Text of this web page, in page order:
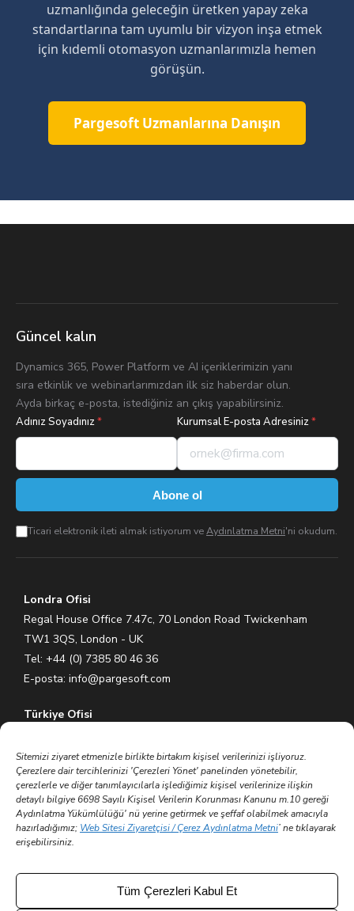
Sitemizi ziyaret etmenizle birlikte birtakım kişisel verilerinizi işliyoruz.
Çerezlere dair tercihlerinizi 'Çerezleri Yönet' panelinden yönetebilir,
çerezlerle ve diğer tanımlayıcılarla işlediğimiz kişisel verilerinize ilişkin
detaylı bilgiye 6698 Sayılı Kişisel Verilerin Korunması Kanunu m.10 gereği
Aydınlatma Yükümlülüğü' nü yerine getirmek ve şeffaf olabilmek amacıyla
hazırladığımız; Web Sitesi Ziyaretçisi / Çerez Aydınlatma Metni’ ne tıklayarak
erişebilirsiniz.
Tüm Çerezleri Kabul Et
uzmanlığında geleceğin üretken yapay zeka
standartlarına tam uyumlu bir vizyon inşa etmek
için kıdemli otomasyon uzmanlarımızla hemen
görüşün.
Pargesoft Uzmanlarına Danışın
Güncel kalın
Dynamics 365, Power Platform ve AI içeriklerimizin yanı
sıra etkinlik ve webinarlarımızdan ilk siz haberdar olun.
Ayda birkaç e-posta, istediğiniz an çıkış yapabilirsiniz.
Adınız Soyadınız* Kurumsal E-posta Adresiniz*
Abone ol
Ticari elektronik ileti almak istiyorum veAydınlatma Metni'ni okudum.
Londra Ofisi
Regal House Office 7.47c, 70 London Road Twickenham
TW1 3QS, London - UK
Tel: +44 (0) 7385 80 46 36
E-posta: info@pargesoft.com
Türkiye Ofisi
Ümraniye – İstanbul / Türkiye
Tel: +90 (216) 575 60 70
E-posta: info@pargesoft.com
Trakya Teknopark Ofisi
Trakya Üniversitesi Ayşe Kadın Yerleşkesi
Merkez – Edirne / Türkiye